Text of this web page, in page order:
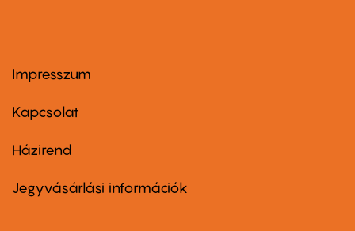
Footer
first
Impresszum
Kapcsolat
Footer
second
Házirend
Jegyvásárlási információk